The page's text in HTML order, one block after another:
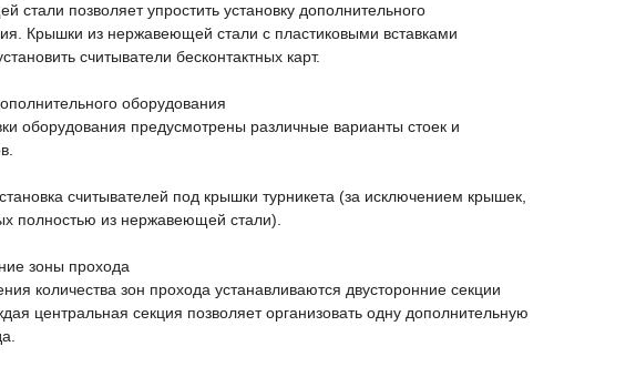
стали позволяет упростить установку дополнительного
Крышки из нержавеющей стали с пластиковыми вставками
считыватели бесконтактных карт.
оборудования
оборудования предусмотрены различные варианты стоек и
считывателей под крышки турникета (за исключением крышек,
полностью из нержавеющей стали).
зоны прохода
количества зон прохода устанавливаются двусторонние секции
центральная секция позволяет организовать одну дополнительную